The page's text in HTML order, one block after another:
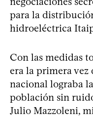
para la
hidroeléctrica
Con las medidas
era la primera vez
nacional lograba
población sin
Julio Mazzoleni,